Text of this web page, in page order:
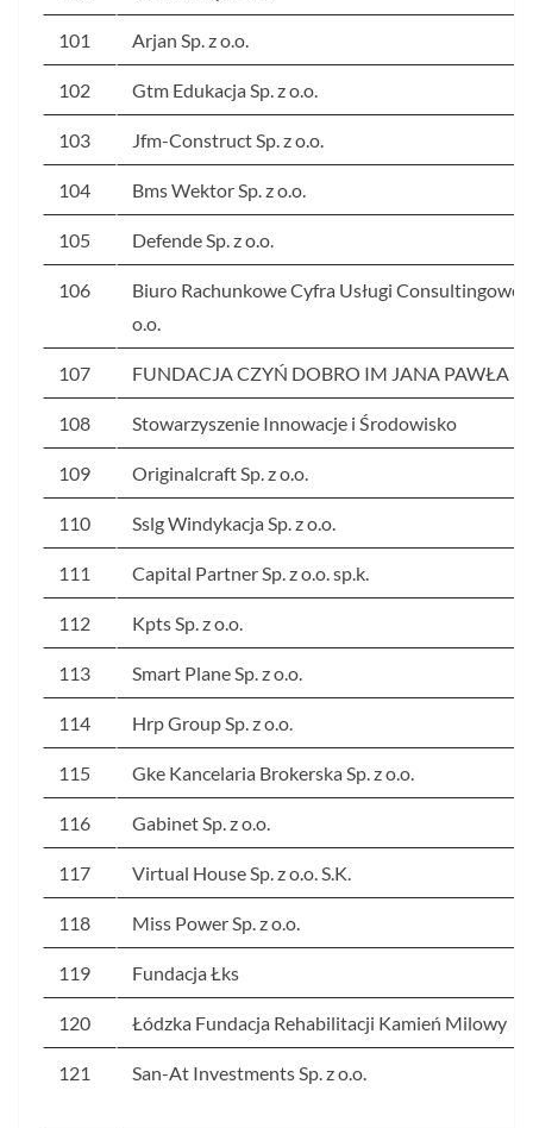
101 Arjan Sp. z o.o.
102 Gtm Edukacja Sp. z o.o.
103 Jfm-Construct Sp. z o.o.
104 Bms Wektor Sp. z o.o.
105 Defende Sp. z o.o.
106
Biuro Rachunkowe Cyfra Usługi Consultingowe
o.o.
107 FUNDACJA CZYŃ DOBRO IM JANA PAWŁA II
108 Stowarzyszenie Innowacje i Środowisko
109 Originalcraft Sp. z o.o.
110 Sslg Windykacja Sp. z o.o.
111 Capital Partner Sp. z o.o. sp.k.
112 Kpts Sp. z o.o.
113 Smart Plane Sp. z o.o.
114 Hrp Group Sp. z o.o.
115 Gke Kancelaria Brokerska Sp. z o.o.
116 Gabinet Sp. z o.o.
117 Virtual House Sp. z o.o. S.K.
118 Miss Power Sp. z o.o.
119 Fundacja Łks
120 Łódzka Fundacja Rehabilitacji Kamień Milowy
121 San-At Investments Sp. z o.o.